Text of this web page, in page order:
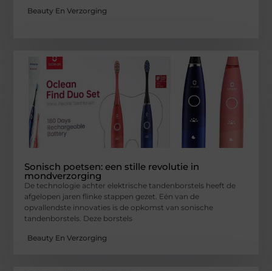
Beauty En Verzorging
Sonisch poetsen: een stille revolutie in
mondverzorging
De technologie achter elektrische tandenborstels heeft de
afgelopen jaren flinke stappen gezet. Eén van de
opvallendste innovaties is de opkomst van sonische
tandenborstels. Deze borstels
Beauty En Verzorging